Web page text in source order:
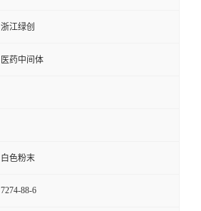
浙江绿创
医药中间体
白色粉末
7274-88-6